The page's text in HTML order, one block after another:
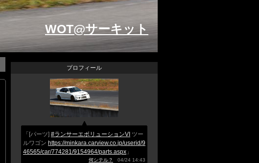
WOT@サーキット
プロフィール
「[パーツ] #ランサーエボリューションVI ツー
ルワゴン https://minkara.carview.co.jp/userid/9
46565/car/774281/9154964/parts.aspx 」
何シテル？ 04/24 14:43